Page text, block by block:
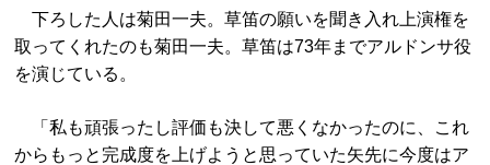
下ろした人は菊田一夫。草笛の願いを聞き入れ上演権を
取ってくれたのも菊田一夫。草笛は73年までアルドンサ役
を演じている。
「私も頑張ったし評価も決して悪くなかったのに、これ
からもっと完成度を上げようと思っていた矢先に今度はア